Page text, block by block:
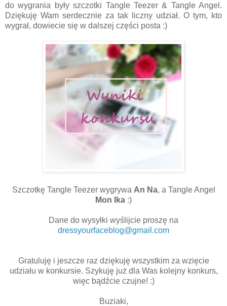
do wygrania były szczotki Tangle Teezer & Tangle Angel.
Dziękuję Wam serdecznie za tak liczny udział. O tym, kto
wygrał, dowiecie się w dalszej części posta :)
Szczotkę Tangle Teezer wygrywa An Na, a Tangle Angel
Mon Ika :)
Dane do wysyłki wyślijcie proszę na
dressyourfaceblog@gmail.com
Gratuluję i jeszcze raz dziękuję wszystkim za wzięcie
udziału w konkursie. Szykuję już dla Was kolejny konkurs,
więc bądźcie czujne! :)
Buziaki,